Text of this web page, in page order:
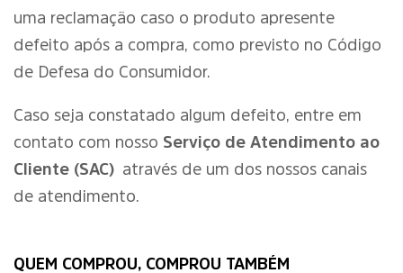
uma reclamação caso o produto apresente
defeito após a compra, como previsto no Código
de Defesa do Consumidor.
Caso seja constatado algum defeito, entre em
contato com nosso Serviço de Atendimento ao
Cliente (SAC) através de um dos nossos canais
de atendimento.
QUEM COMPROU, COMPROU TAMBÉM